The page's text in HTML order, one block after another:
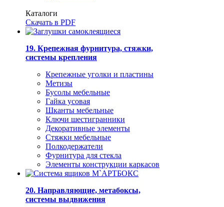
Каталоги
Скачать в PDF
19. Крепежная фурнитура, стяжки,
системы крепления
Крепежные уголки и пластины
Метизы
Бусолы мебельные
Гайка усовая
Шканты мебельные
Ключи шестигранники
Декоративные элементы
Стяжки мебельные
Полкодержатели
Фурнитура для стекла
Элементы конструкции каркасов
20. Направляющие, метабоксы,
системы выдвижения